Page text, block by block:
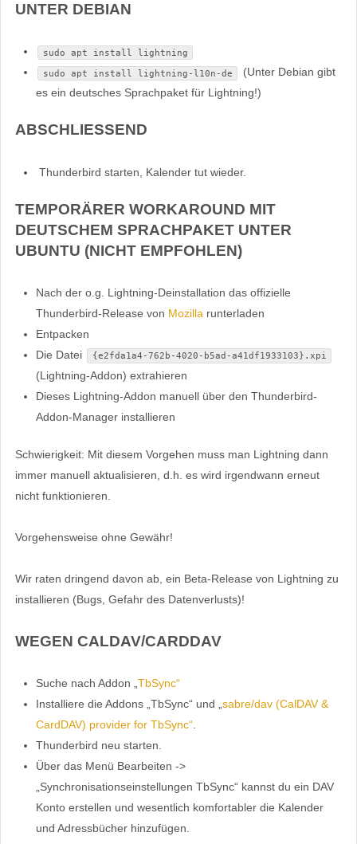
UNTER DEBIAN
sudo apt install lightning
sudo apt install lightning-l10n-de
(Unter Debian gibt
es ein deutsches Sprachpaket für Lightning!)
ABSCHLIESSEND
Thunderbird starten, Kalender tut wieder.
TEMPORÄRER WORKAROUND MIT
DEUTSCHEM SPRACHPAKET UNTER
UBUNTU (NICHT EMPFOHLEN)
Nach der o.g. Lightning-Deinstallation das offizielle
Thunderbird-Release von Mozilla runterladen
Entpacken
Die Datei
{e2fda1a4-762b-4020-b5ad-a41df1933103}.xpi
(Lightning-Addon) extrahieren
Dieses Lightning-Addon manuell über den Thunderbird-
Addon-Manager installieren
Schwierigkeit: Mit diesem Vorgehen muss man Lightning dann
immer manuell aktualisieren, d.h. es wird irgendwann erneut
nicht funktionieren.
Vorgehensweise ohne Gewähr!
Wir raten dringend davon ab, ein Beta-Release von Lightning zu
installieren (Bugs, Gefahr des Datenverlusts)!
WEGEN CALDAV/CARDDAV
Suche nach Addon „ TbSync“
Installiere die Addons „TbSync“ und „ sabre/dav (CalDAV &
CardDAV) provider for TbSync“.
Thunderbird neu starten.
Über das Menü Bearbeiten ->
„Synchronisationseinstellungen TbSync“ kannst du ein DAV
Konto erstellen und wesentlich komfortabler die Kalender
und Adressbücher hinzufügen.